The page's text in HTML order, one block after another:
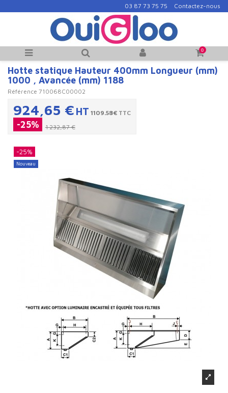
03 87 73 75 75 Contactez-nous
0
Hotte statique Hauteur 400mm Longueur (mm)
1000 , Avancée (mm) 1188
Référence 710068C00002
924,65 € HT 1109.58€ TTC
-25% 1 232,87 €
-25%
Nouveau